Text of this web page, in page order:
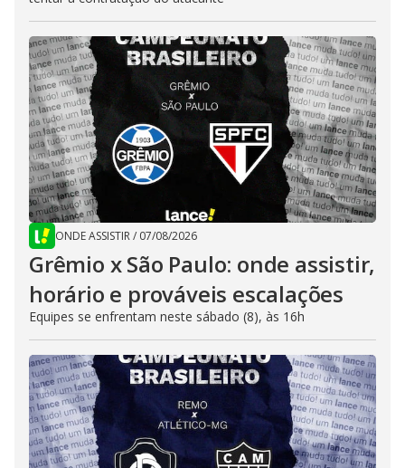
ONDE ASSISTIR/ 07/08/2026
Grêmio x São Paulo: onde assistir,
horário e prováveis escalações
Equipes se enfrentam neste sábado (8), às 16h